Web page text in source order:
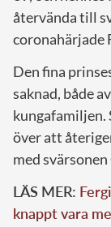
återvända till
coronahärjade
Den fina
saknad, både
kungafamiljen.
över att
med svärsonen
LÄS MER:
knappt vara